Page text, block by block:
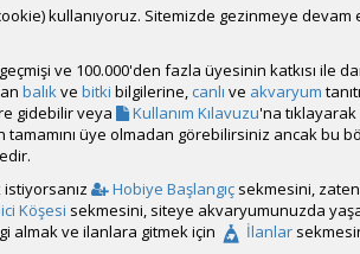
1 adet elma salyangozu,1 adet asya tatlı su
türleri
kullanıyoruz. Sitemizde gezinmeye
ve 100.000'den fazla üyesinin katkısı ile
balıkve bitki bilgilerine, canlı ve akvaryum
gidebilir veya
Kullanım Kılavuzu'na
üye olmadan görebilirsiniz ancak bu
Hobiye Başlangıç sekmesini,
Köşesi sekmesini, siteye akvaryumunuzda
almak ve ilanlara gitmek için İlanlar